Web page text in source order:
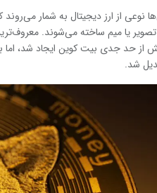
نوعی از ارز دیجیتال به شمار
تصویر یا میم ساخته می‌شوند.
شد.